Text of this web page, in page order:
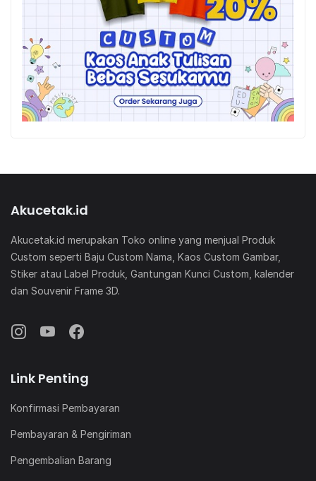
Akucetak.id
Akucetak.id merupakan Toko online yang menjual Produk
Custom seperti Baju Custom Nama, Kaos Custom Gambar,
Stiker atau Label Produk, Gantungan Kunci Custom, kalender
dan Souvenir Frame 3D.
Link Penting
Konfirmasi Pembayaran
Pembayaran & Pengiriman
Pengembalian Barang